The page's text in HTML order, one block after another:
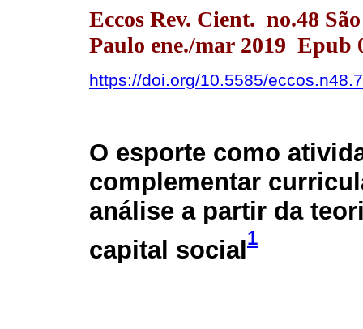
Eccos Rev. Cient. no.48 São
Paulo ene./mar 2019 Epub
https://doi.org/10.5585/
O esporte como
complementar
análise a partir da
capital social 1